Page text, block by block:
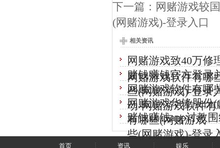
下一篇： 网赌游戏较
(网赌游戏)-登录入口
相关资讯
网赌游戏致40万修
网赌游戏软件有哪
赌钱赚钱官方登录
些(网赌游戏)-登录
网赌游戏软件有哪
动-网赌游戏软件
网赌游戏华锋股份
有哪些(网赌游戏
赌钱赚钱app讨教
些(网赌游戏)-登录
首页 资讯 娱乐